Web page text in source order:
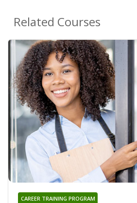
Related Courses
CAREER TRAINING PROGRAM